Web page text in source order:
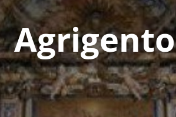
Agrigento